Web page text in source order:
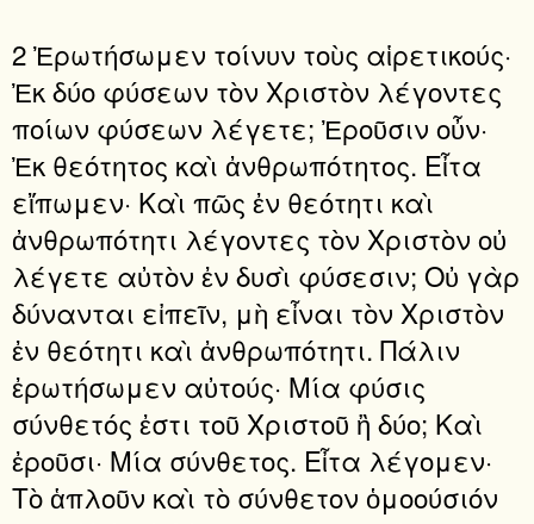
2 Ἐρωτήσωμεν τοίνυν τοὺς αἱρετικούς·
Ἐκ δύο φύσεων τὸν Χριστὸν λέγοντες
ποίων φύσεων λέγετε; Ἐροῦσιν οὖν·
Ἐκ θεότητος καὶ ἀνθρωπότητος. Εἶτα
εἴπωμεν· Καὶ πῶς ἐν θεότητι καὶ
ἀνθρωπότητι λέγοντες τὸν Χριστὸν οὐ
λέγετε αὐτὸν ἐν δυσὶ φύσεσιν; Οὐ γὰρ
δύνανται εἰπεῖν, μὴ εἶναι τὸν Χριστὸν
ἐν θεότητι καὶ ἀνθρωπότητι. Πάλιν
ἐρωτήσωμεν αὐτούς· Μία φύσις
σύνθετός ἐστι τοῦ Χριστοῦ ἢ δύο; Καὶ
ἐροῦσι· Μία σύνθετος. Εἶτα λέγομεν·
Τὸ ἁπλοῦν καὶ τὸ σύνθετον ὁμοούσιόν